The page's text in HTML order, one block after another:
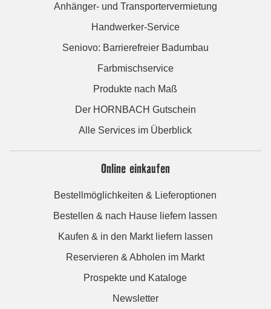
Anhänger- und Transportervermietung
Handwerker-Service
Seniovo: Barrierefreier Badumbau
Farbmischservice
Produkte nach Maß
Der HORNBACH Gutschein
Alle Services im Überblick
Online einkaufen
Bestellmöglichkeiten & Lieferoptionen
Bestellen & nach Hause liefern lassen
Kaufen & in den Markt liefern lassen
Reservieren & Abholen im Markt
Prospekte und Kataloge
Newsletter